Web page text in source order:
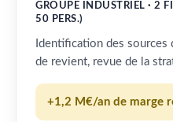
GROUPE INDUSTRIEL · 2
50 PERS.)
Identification des
de revient, revue de la
+1,2 M€/an de marge